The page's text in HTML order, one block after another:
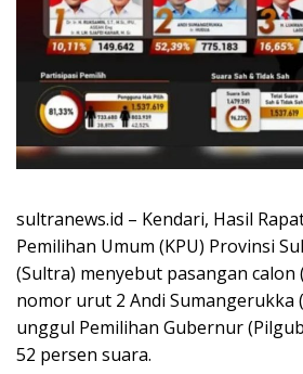
sultranews.id – Kendari, Hasil
Pemilihan Umum (KPU) Provinsi
(Sultra) menyebut pasangan calon
nomor urut 2 Andi Sumangerukka
unggul Pemilihan Gubernur
52 persen suara.